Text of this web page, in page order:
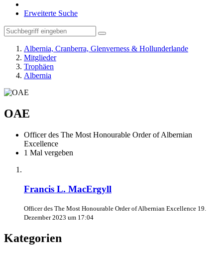
Erweiterte Suche
Albernia, Cranberra, Glenverness & Hollunderlande
Mitglieder
Trophäen
Albernia
OAE
Officer des The Most Honourable Order of Albernian
Excellence
1 Mal vergeben
Francis L. MacErgyll
Officer des The Most Honourable Order of Albernian Excellence 19.
Dezember 2023 um 17:04
Kategorien